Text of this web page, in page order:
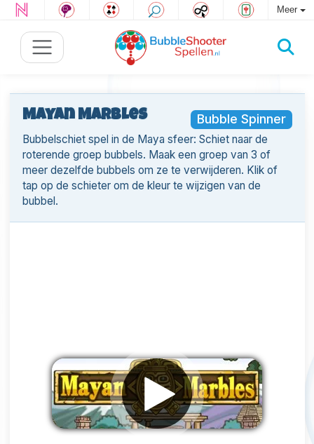
Meer
Bubble Spinner
Mayan Marbles
Bubbelschiet spel in de Maya sfeer: Schiet naar de
roterende groep bubbels. Maak een groep van 3 of
meer dezelfde bubbels om ze te verwijderen. Klik of
tap op de schieter om de kleur te wijzigen van de
bubbel.